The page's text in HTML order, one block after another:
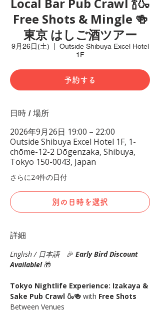
Free Shots & Mingle 🍻
東京 はしご酒ツアー
9月26日(土)
Outside Shibuya Excel Hotel
1F
予約する
日時 / 場所
2026年9月26日 19:00 – 22:00
Outside Shibuya Excel Hotel 1F, 1-
chōme-12-2 Dōgenzaka, Shibuya,
Tokyo 150-0043, Japan
さらに24件の日付
別の日時を選択
詳細
English / 日本語 🎉 Early Bird Discount
Available! 🎁
Tokyo Nightlife Experience: Izakaya &
Sake Pub Crawl 🍶🍻 with Free Shots
Between Venues